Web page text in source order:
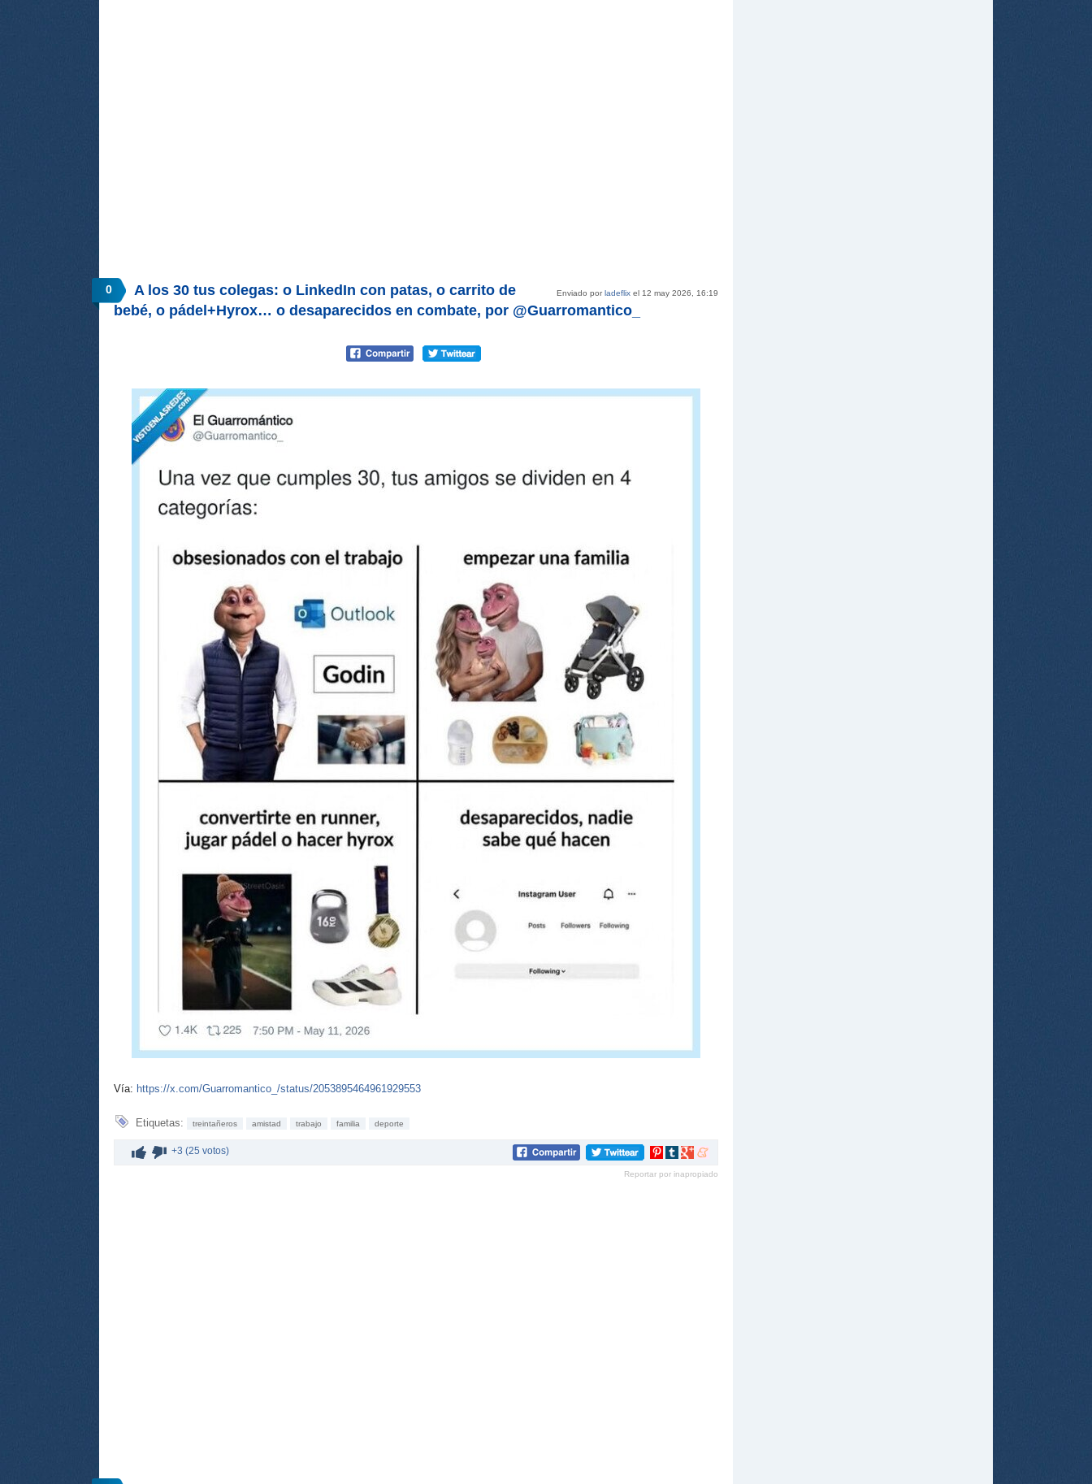
0 Enviado porladeflix el 12 may 2026, 16:19
A los 30 tus colegas: o LinkedIn con patas, o carrito de
bebé, o pádel+Hyrox… o desaparecidos en combate, por @Guarromantico_
Vía: https://x.com/Guarromantico_/status/2053895464961929553
Etiquetas: treintañeros amistad trabajo familia deporte
+3 (25 votos)
Compartir
Pinterest
Compartir
tumblr
Compartir
Google+
Compartir
meneame
Reportar por inapropiado